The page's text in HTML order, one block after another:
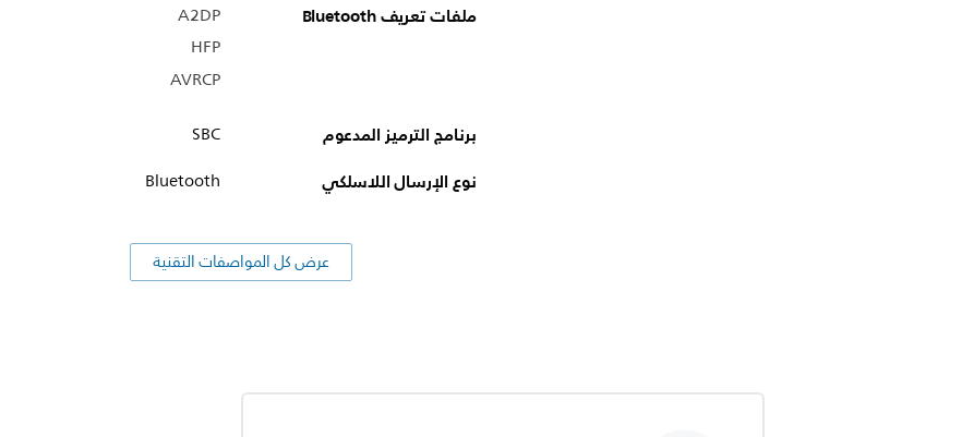
ملفات تعريف Bluetooth
A2DP
HFP
AVRCP
برنامج الترميز المدعوم SBC
نوع الإرسال اللاسلكي Bluetooth
عرض كل المواصفات التقنية